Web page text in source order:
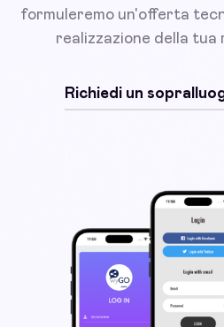
formuleremo un'offerta
realizzazione della tua
Richiedi un